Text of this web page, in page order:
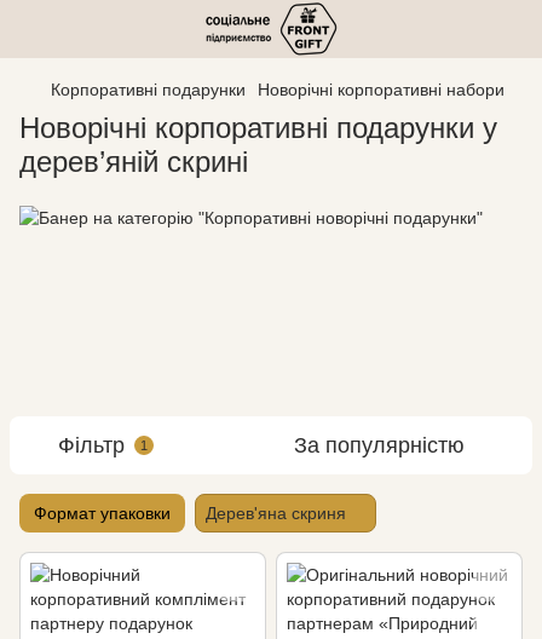
Корпоративні подарунки Новорічні корпоративні набори
Новорічні корпоративні подарунки у
дерев’яній скрині
Фільтр 1 За популярністю
Формат упаковки Дерев'яна скриня